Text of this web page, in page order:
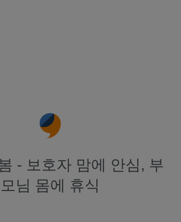
- 보호자 맘에 안심, 부
모님 몸에 휴식